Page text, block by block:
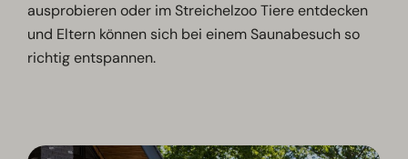
ausprobieren oder im Streichelzoo Tiere entdecken
und Eltern können sich bei einem Saunabesuch so
richtig entspannen.